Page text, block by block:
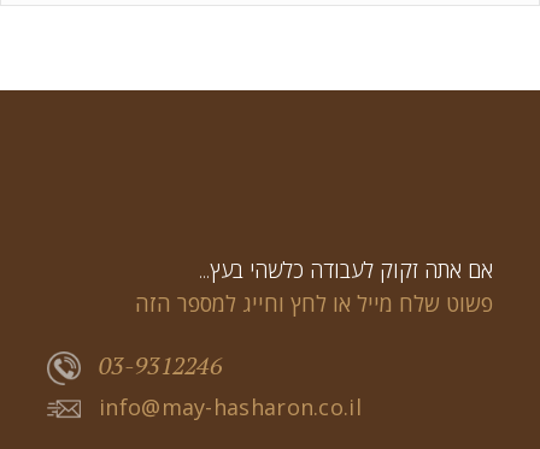
...אם אתה זקוק לעבודה כלשהי בעץ
פשוט שלח מייל או לחץ וחייג למספר הזה
03-9312246
info@may-hasharon.co.il